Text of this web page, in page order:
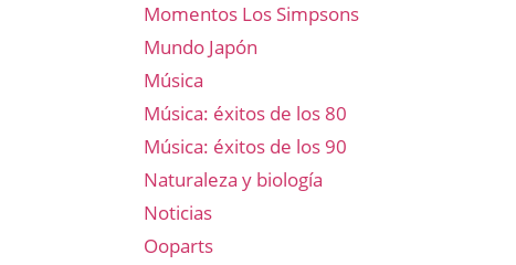
Momentos Los Simpsons
Mundo Japón
Música
Música: éxitos de los 80
Música: éxitos de los 90
Naturaleza y biología
Noticias
Ooparts